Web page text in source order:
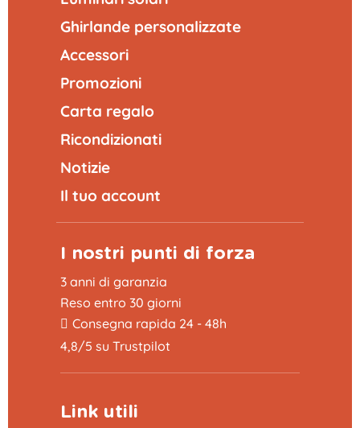
Ghirlande personalizzate
Accessori
Promozioni
Carta regalo
Ricondizionati
Notizie
Il tuo account
I nostri punti di forza
3 anni di garanzia
Reso entro 30 giorni
Consegna rapida 24 - 48h
4,8/5 su Trustpilot
Link utili